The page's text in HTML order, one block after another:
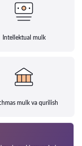
Intellektual mulk
mulk va qurilish